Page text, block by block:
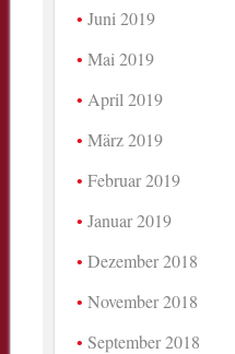
Juni 2019
Mai 2019
April 2019
März 2019
Februar 2019
Januar 2019
Dezember 2018
November 2018
September 2018